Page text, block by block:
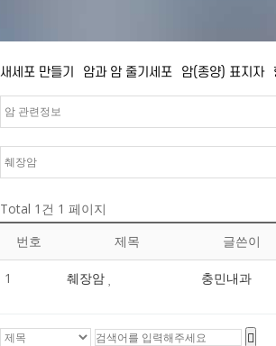
새세포 만들기 암과 암 줄기세포 암(종양) 표지자
Total 1건 1 페이지
번호
제목 글쓴이
1 췌장암 충민내과